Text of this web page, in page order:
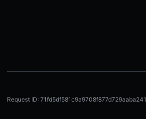
Request ID: 71fd5df581c9a9708f877d729aaba241